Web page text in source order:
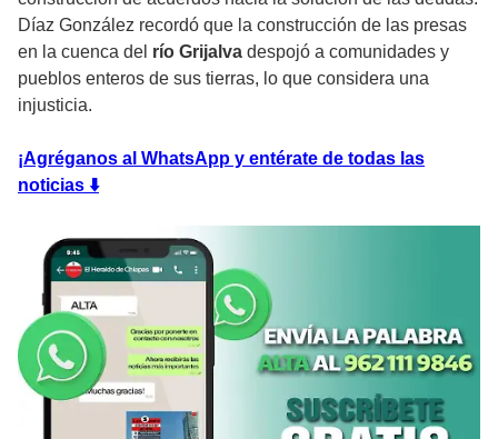
Díaz González recordó que la construcción de las presas
en la cuenca del río Grijalva despojó a comunidades y
pueblos enteros de sus tierras, lo que considera una
injusticia.
¡Agréganos al WhatsApp y entérate de todas las
noticias ⬇